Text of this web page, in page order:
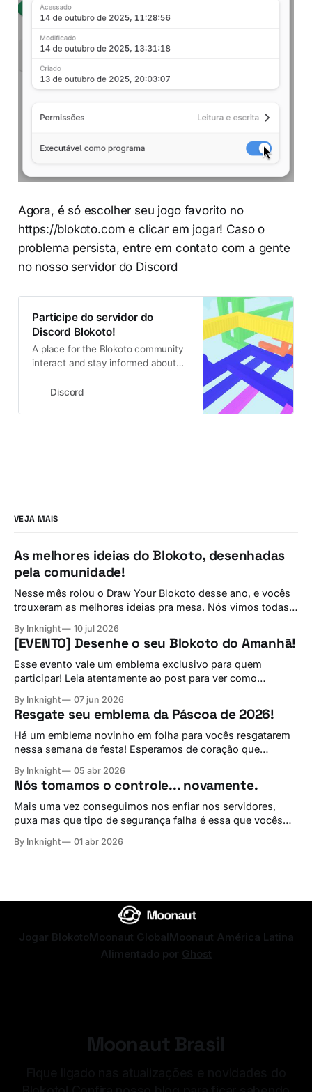
Agora, é só escolher seu jogo favorito no
https://blokoto.com e clicar em jogar! Caso o
problema persista, entre em contato com a gente
no nosso servidor do Discord
Participe do servidor do
Discord Blokoto!
A place for the Blokoto community
interact and stay informed about
Discord
VEJA MAIS
As melhores ideias do Blokoto, desenhadas
pela comunidade!
Nesse mês rolou o Draw Your Blokoto desse ano, e vocês
trouxeram as melhores ideias pra mesa. Nós vimos todas
comentários de membros da equipe sobre cada sugestão.
Interactive Sportballs Por @SonikkuKarafuto Comentários
da Equipe sobre Interactive Sportballs —Inknight: Eu
By Inknight 10 jul 2026
[EVENTO] Desenhe o seu Blokoto do Amanhã!
Esse evento vale um emblema exclusivo para quem
participar! Leia atentamente ao post para ver como
melhores recursos do Blokoto nasceram direto das
sugestões de vocês no Discord e no Fórum. Agora,
estamos convidando todo mundo para enviar conceitos e
By Inknight 07 jun 2026
Resgate seu emblema da Páscoa de 2026!
Há um emblema novinho em folha para vocês resgatarem
nessa semana de festa! Esperamos de coração que
Resgate o emblema de Páscoa desse ano! Utilize o código
happyeastertwentysix Resgatar
By Inknight 05 abr 2026
Nós tomamos o controle... novamente.
Mais uma vez conseguimos nos enfiar nos servidores,
puxa mas que tipo de segurança falha é essa que vocês
porque É TUDO NOSSO. Esperamos que criem pelo menos
By Inknight 01 abr 2026
Jogar BlokotoMoonaut GlobalMoonaut América Latina
Alimentado por Ghost
Moonaut Brasil